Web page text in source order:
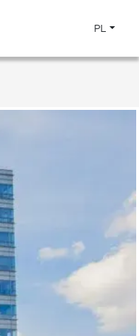
PL